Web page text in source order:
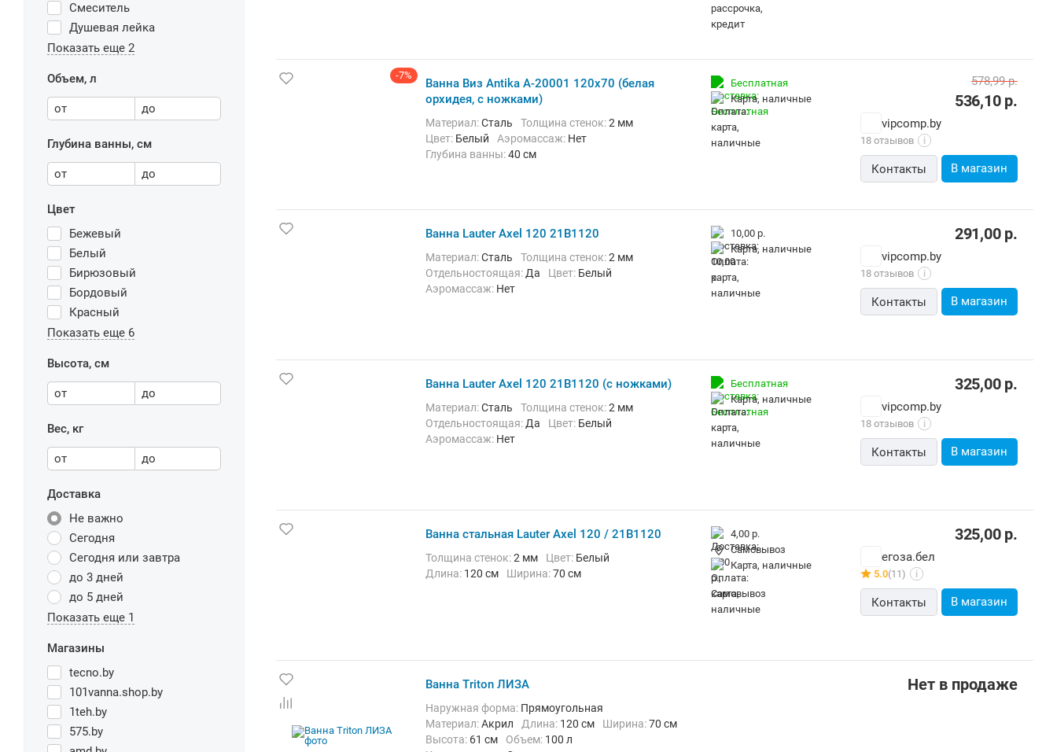
Смеситель
Душевая лейка
Показать еще 2
Объем, л
от до
Глубина ванны, см
от до
Цвет
Бежевый
Белый
Бирюзовый
Бордовый
Красный
Показать еще 6
Высота, см
от до
Вес, кг
от до
Доставка
Не важно
Сегодня
Сегодня или завтра
до 3 дней
до 5 дней
Показать еще 1
Магазины
tecno.by
101vanna.shop.by
1teh.by
575.by
-7%
Ванна Виз Antika A-20001 120х70 (белая
орхидея, c ножками)
Материал:Сталь Толщина стенок:2 мм
Цвет: Белый Аэромассаж: Нет
Глубина ванны:40 см
Бесплатная
карта, наличные
536,10р.
578,99р.
vipcomp.by
18 отзывов i
Контакты В магазин
Ванна Lauter Axel 120 21B1120
Материал:Сталь Толщина стенок:2 мм
Отдельностоящая: Да Цвет: Белый
Аэромассаж: Нет
10,00 р.
карта, наличные
291,00р.
vipcomp.by
18 отзывов i
Контакты В магазин
Ванна Lauter Axel 120 21B1120 (с ножками)
Материал:Сталь Толщина стенок:2 мм
Отдельностоящая: Да Цвет: Белый
Аэромассаж: Нет
Бесплатная
карта, наличные
325,00р.
vipcomp.by
18 отзывов i
Контакты В магазин
Ванна стальная Lauter Axel 120 / 21B1120
Толщина стенок:2 мм Цвет: Белый
Длина: 120 см Ширина:70 см
4,00 р.
Самовывоз
карта, наличные
325,00р.
егоза.бел
5.0(11) i
Контакты В магазин
Ванна Triton ЛИЗА
Наружная форма: Прямоугольная
Материал:Акрил Длина: 120 см Ширина:70 см
Высота: 61 см Объем: 100 л
Нет в продаже